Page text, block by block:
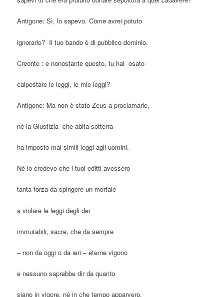
Antigone: Sì, lo sapevo. Come avrei potuto
ignorarlo? Il tuo bando è di pubblico dominio.
Creonte : e nonostante questo, tu hai osato
calpestare le leggi, le mie leggi?
Antigone: Ma non è stato Zeus a proclamarle,
né la Giustizia che abita sotterra
ha imposto mai simili leggi agli uomini.
Né io credevo che i tuoi editti avessero
tanta forza da spingere un mortale
a violare le leggi degli dei
immutabili, sacre, che da sempre
– non da oggi o da ieri – eterne vigono
e nessuno saprebbe dir da quanto
siano in vigore, né in che tempo apparvero.